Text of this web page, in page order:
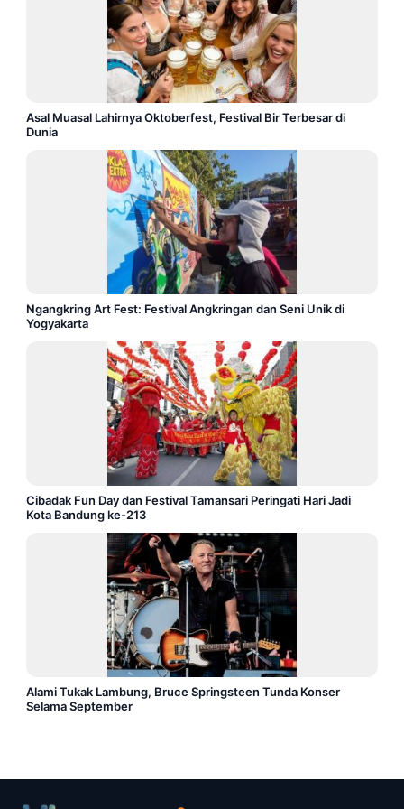
Asal Muasal Lahirnya Oktoberfest, Festival Bir Terbesar di
Dunia
Ngangkring Art Fest: Festival Angkringan dan Seni Unik di
Yogyakarta
Cibadak Fun Day dan Festival Tamansari Peringati Hari Jadi
Kota Bandung ke-213
Alami Tukak Lambung, Bruce Springsteen Tunda Konser
Selama September